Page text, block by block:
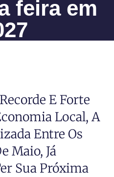
feira em
E Forte
Local, A
Entre Os
Maio, Já
Sua Próxima